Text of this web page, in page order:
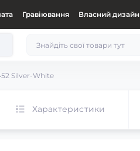
Гравіювання Власний дизайн
Silver-White
Характеристики